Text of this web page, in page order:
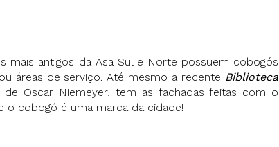
mais antigos da Asa Sul e Norte possuem cobogós
áreas de serviço. Até mesmo a recente Biblioteca
Oscar Niemeyer, tem as fachadas feitas com o
o cobogó é uma marca da cidade!